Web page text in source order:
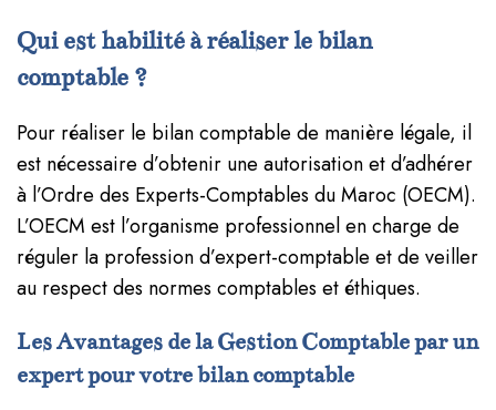
Qui est habilité à réaliser le bilan
comptable ?
Pour réaliser le bilan comptable de manière légale, il
est nécessaire d’obtenir une autorisation et d’adhérer
à l’Ordre des Experts-Comptables du Maroc (OECM).
L’OECM est l’organisme professionnel en charge de
réguler la profession d’expert-comptable et de veiller
au respect des normes comptables et éthiques.
Les Avantages de la Gestion Comptable par un
expert pour votre bilan comptable